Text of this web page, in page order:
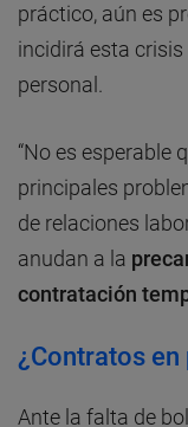
práctico, aún es
incidirá esta
personal.
“No es esperable
principales
de relaciones
anudan a la
contratación
¿Contratos
Ante la falta de